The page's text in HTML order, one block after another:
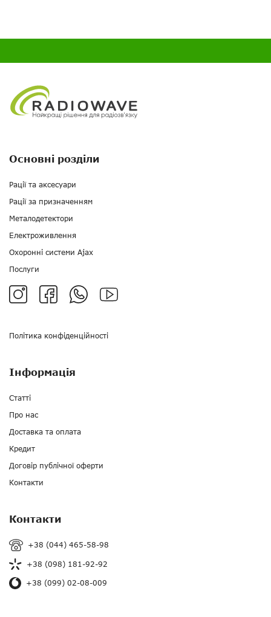
Політика конфіденційності
Основні розділи
Рації та аксесуари
Рації за призначенням
Металодетектори
Електроживлення
Охоронні системи Ajax
Послуги
Інформація
Статті
Про нас
Доставка та оплата
Кредит
Договір публічної оферти
Контакти
Контакти
+38 (044) 465-58-98
+38 (098) 181-92-92
+38 (099) 02-08-009